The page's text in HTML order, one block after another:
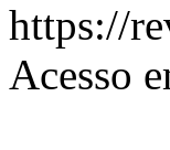
https://
Acesso